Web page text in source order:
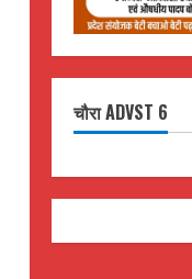
चौरा ADVST 6